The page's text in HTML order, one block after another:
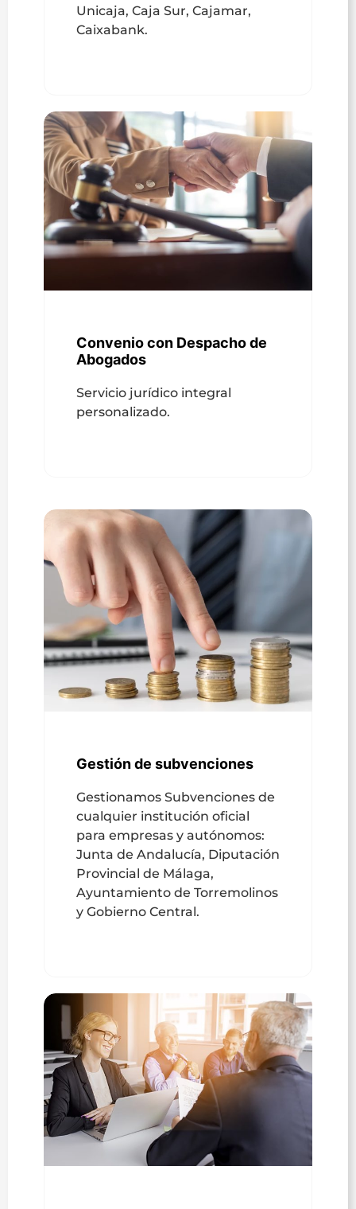
Unicaja, Caja Sur, Cajamar,
Caixabank.
Convenio con Despacho de
Abogados
Servicio jurídico integral
personalizado.
Gestión de subvenciones
Gestionamos Subvenciones de
cualquier institución oficial
para empresas y autónomos:
Junta de Andalucía, Diputación
Provincial de Málaga,
Ayuntamiento de Torremolinos
y Gobierno Central.